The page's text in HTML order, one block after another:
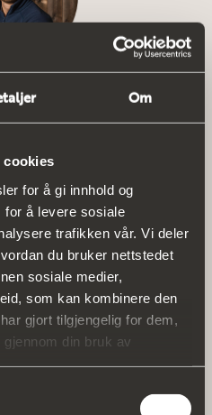
Om
cookies
for å gi innhold og
for å levere sosiale
trafikken vår. Vi deler
du bruker nettstedet
sosiale medier,
som kan kombinere den
gjort tilgjengelig for dem,
din bruk av
Fjeld
46 641